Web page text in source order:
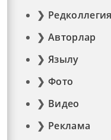
Редколлегия
Авторлар
Язылу
Фото
Видео
Реклама